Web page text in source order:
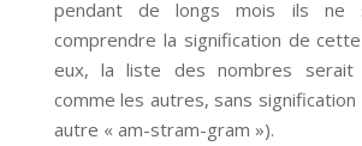
pendant de longs mois ils ne
comprendre la signification de
eux, la liste des nombres serait
comme les autres, sans signification
autre « am-stram-gram »).